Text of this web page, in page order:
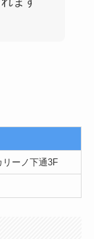
リーノ下通3F